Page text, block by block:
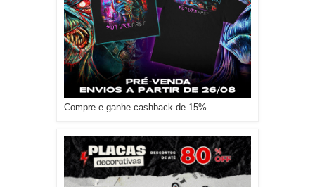
Compre e ganhe cashback de 15%